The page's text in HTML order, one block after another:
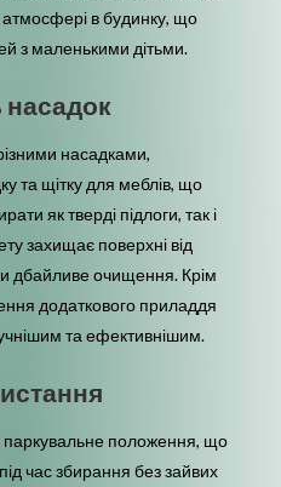
в будинку, що
з маленькими дітьми.
насадок
насадками,
та щітку для меблів, що
як тверді підлоги, так і
захищає поверхні від
дбайливе очищення. Крім
додаткового приладдя
та ефективнішим.
паркувальне положення, що
час збирання без зайвих